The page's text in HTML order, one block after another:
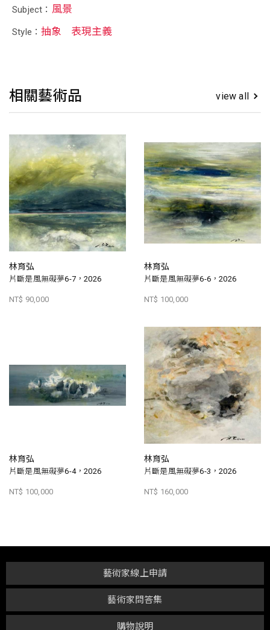
Subject： 風景
Style：抽象 表現主義
相關藝術品 view all
林育弘
片斷是風無礙夢6-7，2026
NT$ 90,000
林育弘
片斷是風無礙夢6-6，2026
NT$ 100,000
林育弘
片斷是風無礙夢6-4，2026
NT$ 100,000
林育弘
片斷是風無礙夢6-3，2026
NT$ 160,000
購物說明
藝術家問答集
藝術家線上申請